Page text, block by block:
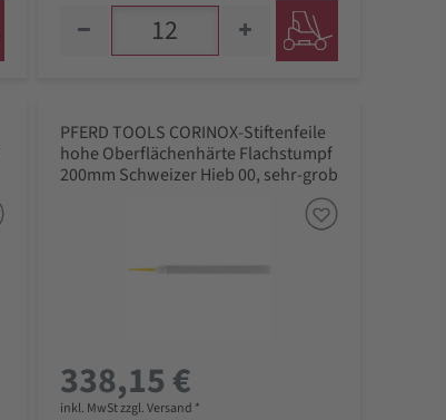
PFERD TOOLS CORINOX-Stiftenfeile
hohe Oberflächenhärte Flachstumpf
200mm Schweizer Hieb 00, sehr-grob
338,15 €
inkl. MwSt zzgl. Versand *